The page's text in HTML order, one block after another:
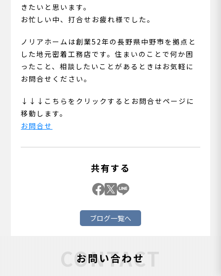
きたいと思います。
お忙しい中、打合せお疲れ様でした。
ノリアホームは創業52年の長野県中野市を拠点と
した地元密着工務店です。住まいのことで何か困
ったこと、相談したいことがあるときはお気軽に
お問合せください。
↓↓↓こちらをクリックするとお問合せページに
移動します。
お問合せ
共有する
ブログ一覧へ
お問い合わせ
CONTACT